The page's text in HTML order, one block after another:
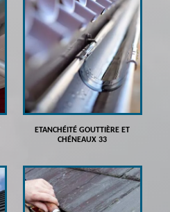
ETANCHÉITÉ GOUTTIÈRE ET
CHÉNEAUX 33